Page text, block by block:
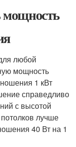
любой
мощность
1 кВт
справедливо
с высотой
лучше
40 Вт на 1